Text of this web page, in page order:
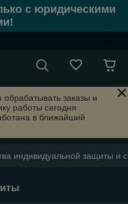
с юридическими
заказы и
работы сегодня
в ближайший
индивидуальной защиты и